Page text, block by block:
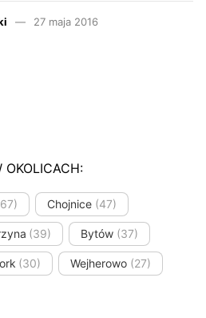
27 maja 2016
OKOLICACH:
Chojnice (47)
(39) Bytów (37)
(30) Wejherowo (27)